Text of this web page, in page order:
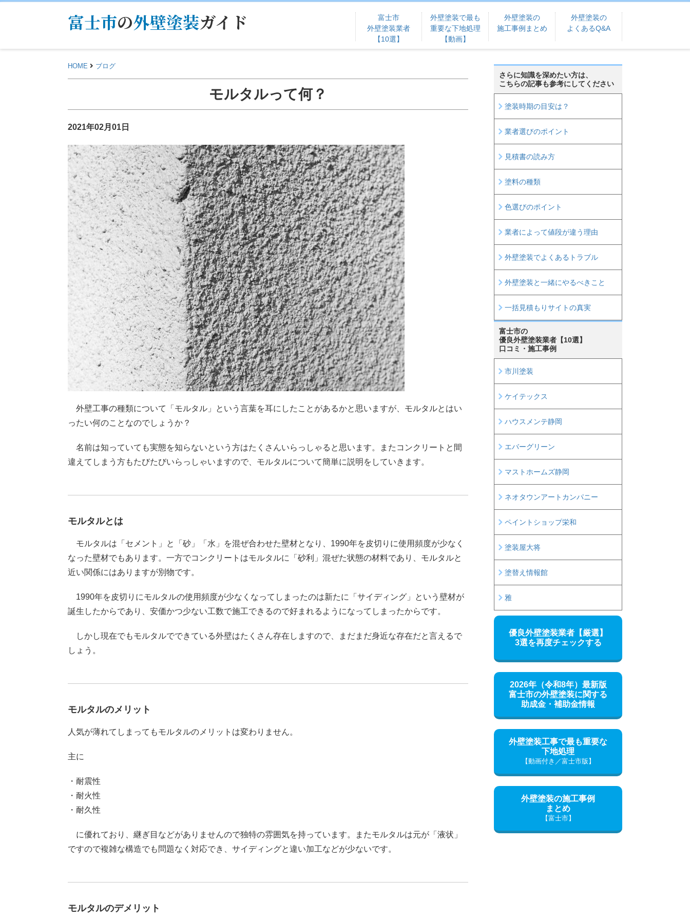
富士市の外壁塗装ガイド
富士市
外壁塗装業者
【10選】
外壁塗装で最も
重要な下地処理
【動画】
外壁塗装の
施工事例まとめ
外壁塗装の
よくあるQ&A
HOME ブログ
モルタルって何？
2021年02月01日
外壁工事の種類について「モルタル」という言葉を耳にしたことがあるかと思いますが、モルタルとはい
ったい何のことなのでしょうか？
名前は知っていても実態を知らないという方はたくさんいらっしゃると思います。またコンクリートと間
違えてしまう方もたびたびいらっしゃいますので、モルタルについて簡単に説明をしていきます。
モルタルとは
モルタルは「セメント」と「砂」「水」を混ぜ合わせた壁材となり、1990年を皮切りに使用頻度が少なく
なった壁材でもあります。一方でコンクリートはモルタルに「砂利」混ぜた状態の材料であり、モルタルと
近い関係にはありますが別物です。
1990年を皮切りにモルタルの使用頻度が少なくなってしまったのは新たに「サイディング」という壁材が
誕生したからであり、安価かつ少ない工数で施工できるので好まれるようになってしまったからです。
しかし現在でもモルタルでできている外壁はたくさん存在しますので、まだまだ身近な存在だと言えるで
しょう。
モルタルのメリット
人気が薄れてしまってもモルタルのメリットは変わりません。
主に
・耐震性
・耐火性
・耐久性
に優れており、継ぎ目などがありませんので独特の雰囲気を持っています。またモルタルは元が「液状」
ですので複雑な構造でも問題なく対応でき、サイディングと違い加工などが少ないです。
モルタルのデメリット
さらに知識を深めたい方は、
こちらの記事も参考にしてください
塗装時期の目安は？
業者選びのポイント
見積書の読み方
塗料の種類
色選びのポイント
業者によって値段が違う理由
外壁塗装でよくあるトラブル
外壁塗装と一緒にやるべきこと
一括見積もりサイトの真実
富士市の
優良外壁塗装業者【10選】
口コミ・施工事例
市川塗装
ケイテックス
ハウスメンテ静岡
エバーグリーン
マストホームズ静岡
ネオタウンアートカンパニー
ペイントショップ栄和
塗装屋大将
塗替え情報館
雅
優良外壁塗装業者 【厳選】
3選を再度チェックする
2026年（令和8年）最新版
富士市の外壁塗装に関する
助成金・補助金情報
外壁塗装工事で最も重要な
下地処理
【動画付き／富士市版】
外壁塗装の施工事例
まとめ
【富士市】